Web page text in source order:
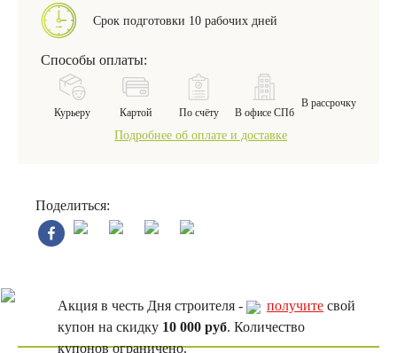
Срок подготовки 10 рабочих дней
Способы оплаты:
Курьеру Картой По счёту В офисе СПб
В рассрочку
Подробнее об оплате и доставке
Поделиться:
Акция в честь Дня строителя - получите свой
купон на скидку 10 000 руб. Количество
купонов ограничено.